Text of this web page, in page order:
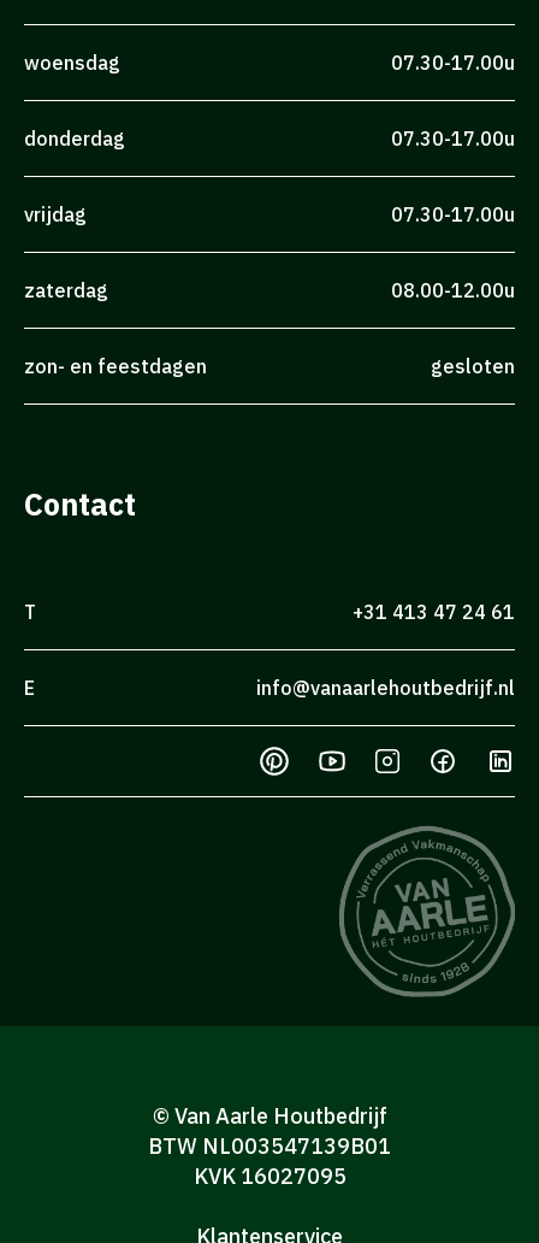
woensdag 07.30-17.00u
donderdag 07.30-17.00u
vrijdag 07.30-17.00u
zaterdag 08.00-12.00u
zon- en feestdagen gesloten
Contact
T +31 413 47 24 61
E info@vanaarlehoutbedrijf.nl
© Van Aarle Houtbedrijf
BTW NL003547139B01
KVK 16027095
Klantenservice